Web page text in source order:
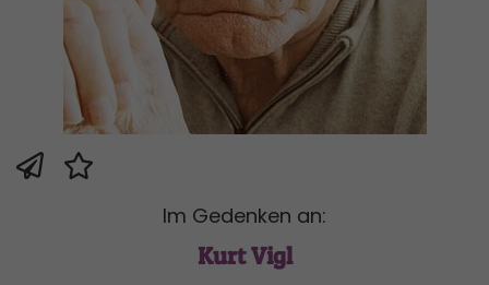
Im Gedenken an:
Kurt Vigl